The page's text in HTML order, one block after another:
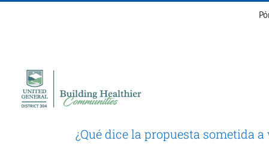
¿Qué dice la propuesta sometida a